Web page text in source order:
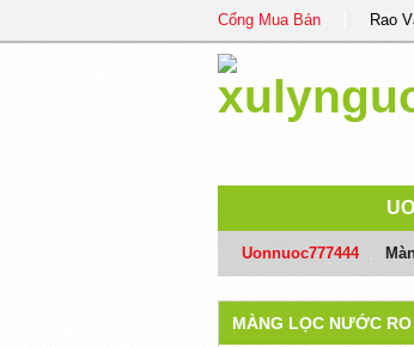
Cổng Mua Bán Rao
Uonnuoc777444
MÀNG LỌC NƯỚC RO